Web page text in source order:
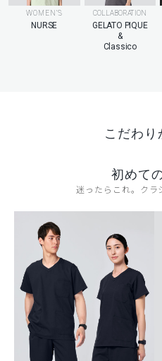
WOMEN’S
NURSE
COLLABORATION
GELATO PIQUE
&
Classico
こだわり
初めて
迷ったらこれ。クラ